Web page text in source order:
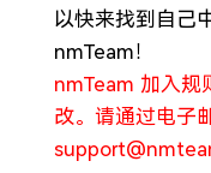
以快来找到自己
nmTeam！
nmTeam 加入规
改。请通过电子